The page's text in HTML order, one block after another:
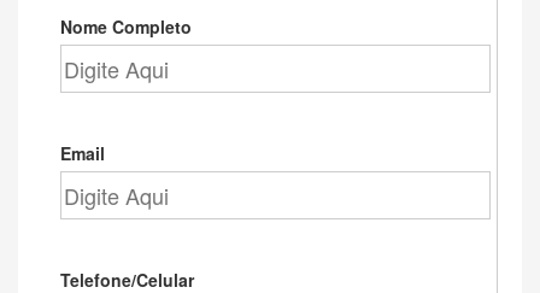
Nome Completo
Email
Telefone/Celular